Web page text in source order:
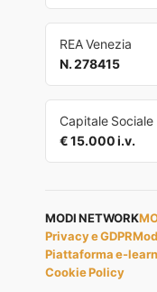
REA Venezia
N. 278415
Capitale Sociale
€ 15.000 i.v.
MODI NETWORK
Privacy e GDPR
Piattaforma e-
Cookie Policy